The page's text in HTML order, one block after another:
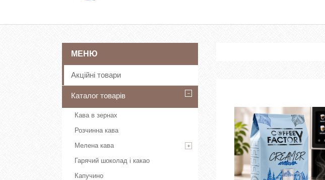
Акційні товари
Каталог товарів
Кава в зернах
Розчинна кава
Мелена кава
Гарячий шоколад і какао
Капучино